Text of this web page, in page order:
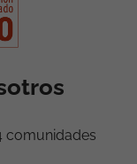
comunidades